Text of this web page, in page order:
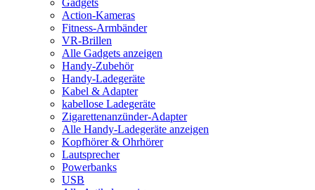
Gadgets
Action-Kameras
Fitness-Armbänder
VR-Brillen
Alle Gadgets anzeigen
Handy-Zubehör
Handy-Ladegeräte
Kabel & Adapter
kabellose Ladegeräte
Zigarettenanzünder-Adapter
Alle Handy-Ladegeräte anzeigen
Kopfhörer & Ohrhörer
Lautsprecher
Powerbanks
USB